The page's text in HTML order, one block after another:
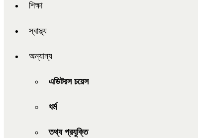
শিক্ষা
স্বাস্থ্য
অন্যান্য
এডিটরস চয়েস
ধর্ম
তথ্য প্রযুক্তি